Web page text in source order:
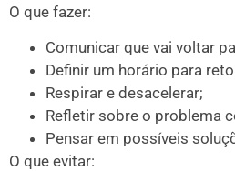
O que fazer:
Comunicar que vai voltar
Definir um horário para
Respirar e desacelerar;
Refletir sobre o problema
Pensar em possíveis
O que evitar: